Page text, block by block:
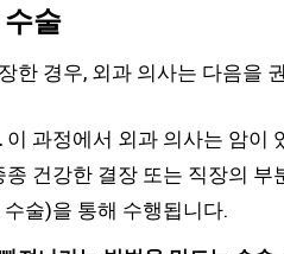
술
한 경우, 외과 의사는 다음을
이 과정에서 외과 의사는 암이
종 건강한 결장 또는 직장의
술)을 통해 수행됩니다.